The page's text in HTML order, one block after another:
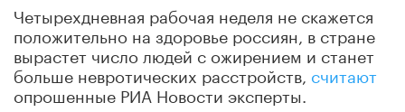
Четырехдневная рабочая неделя не скажется
положительно на здоровье россиян, в стране
вырастет число людей с ожирением и станет
больше невротических расстройств, считают
опрошенные РИА Новости эксперты.